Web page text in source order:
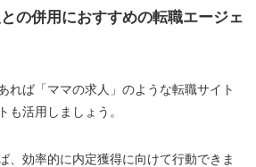
の併用におすすめの転職エージェ
れば「ママの求人」のような転職サイト
も活用しましょう。
、効率的に内定獲得に向けて行動できま